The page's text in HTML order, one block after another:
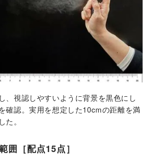
、視認しやすいように背景を黒色にし
確認。実用を想定した10cmの距離を満
た。
囲［配点15点］